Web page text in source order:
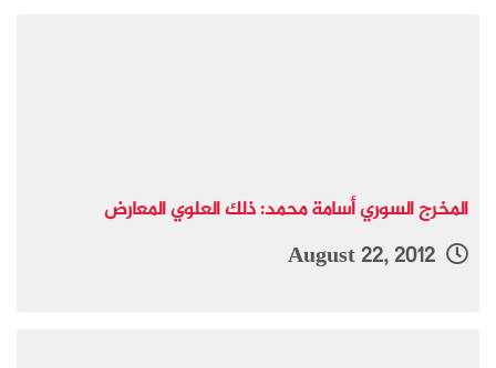
المخرج السوري أسامة محمد: ذلك العلوي المعارض